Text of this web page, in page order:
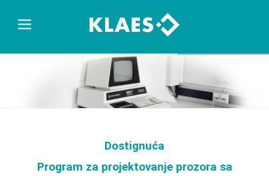
Dostignuća
Program za projektovanje prozora sa